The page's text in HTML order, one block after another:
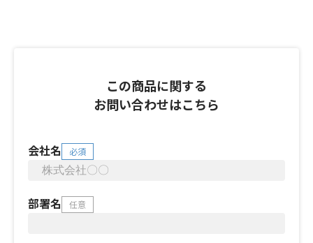
この商品に関する
お問い合わせはこちら
会社名 必須
部署名 任意